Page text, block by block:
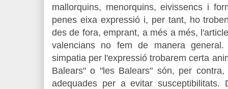
mallorquins, menorquins, eivissencs i
penes eixa expressió i, per tant, ho
des de fora, emprant, a més a més,
valencians no fem de manera
simpatia per l'expressió trobarem certa
Balears" o "les Balears" són, per
adequades per a evitar